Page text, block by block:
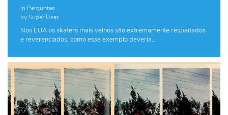
in Perguntas
by Super User
Nos EUA os skaters mais velhos são extremamente respeitados
e reverenciados, como esse exemplo deveria…